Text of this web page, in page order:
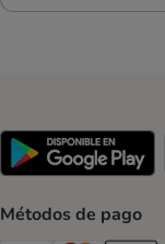
Métodos de pago